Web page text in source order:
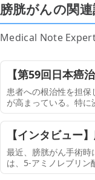
膀胱がんの関
Medical Note
【第59回日本
代教育の課題（
患者への根治性を担
が高まっている。特
ット支援手術となる
氏
【インタビュー
可能に（370字）
最近、膀胱がん手術時
は、5-アミノレブリン
光発光させる診断方